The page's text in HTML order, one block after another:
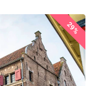
29%